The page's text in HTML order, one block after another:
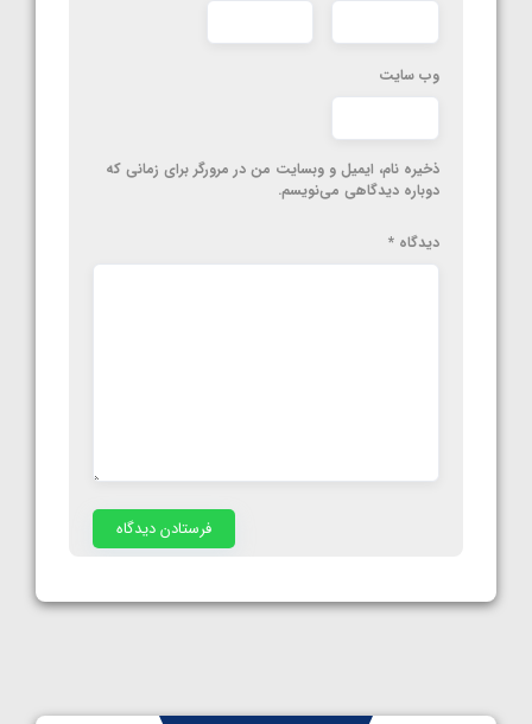
وب‌ سایت
ذخیره نام، ایمیل و وبسایت من در مرورگر برای زمانی که
دوباره دیدگاهی می‌نویسم.
دیدگاه *